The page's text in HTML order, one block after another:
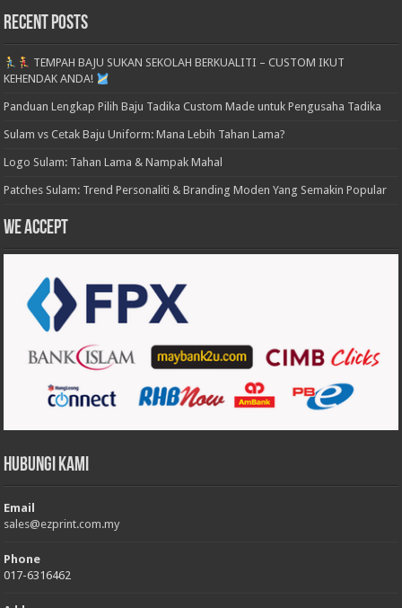
Recent Posts
TEMPAH BAJU SUKAN SEKOLAH BERKUALITI – CUSTOM IKUT
KEHENDAK ANDA!
Panduan Lengkap Pilih Baju Tadika Custom Made untuk Pengusaha Tadika
Sulam vs Cetak Baju Uniform: Mana Lebih Tahan Lama?
Logo Sulam: Tahan Lama & Nampak Mahal
Patches Sulam: Trend Personaliti & Branding Moden Yang Semakin Popular
We accept
Hubungi Kami
Email
sales@ezprint.com.my
Phone
017-6316462